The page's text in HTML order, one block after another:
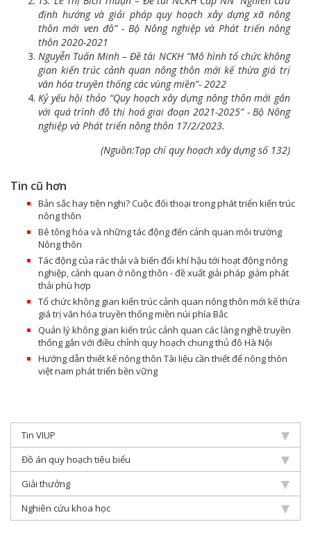
định hướng và giải pháp quy hoạch xây dựng xã nông
thôn mới ven đô” - Bộ Nông nghiệp và Phát triển nông
thôn 2020-2021
Nguyễn Tuấn Minh – Đề tài NCKH “Mô hình tổ chức không
gian kiến trúc cảnh quan nông thôn mới kế thừa giá trị
văn hóa truyền thống các vùng miền”- 2022
Kỷ yếu hội thảo “Quy hoạch xây dựng nông thôn mới gắn
với quá trình đô thị hoá giai đoạn 2021-2025” - Bộ Nông
nghiệp và Phát triển nông thôn 17/2/2023.
(Nguồn:Tạp chí quy hoạch xây dựng số 132)
Tin cũ hơn
Bản sắc hay tiện nghi? Cuộc đối thoại trong phát triển kiến trúc
nông thôn
Bê tông hóa và những tác động đến cảnh quan môi trường
Nông thôn
Tác động của rác thải và biến đổi khí hậu tới hoạt động nông
nghiệp, cảnh quan ở nông thôn - đề xuất giải pháp giảm phát
thải phù hợp
Tổ chức không gian kiến trúc cảnh quan nông thôn mới kế thừa
giá trị văn hóa truyền thống miền núi phía Bắc
Quản lý không gian kiến trúc cảnh quan các làng nghề truyền
thống gắn với điều chỉnh quy hoạch chung thủ đô Hà Nội
Hướng dẫn thiết kế nông thôn Tài liệu cần thiết để nông thôn
việt nam phát triển bền vững
Tin VIUP
Đồ án quy hoạch tiêu biểu
Giải thưởng
Nghiên cứu khoa học